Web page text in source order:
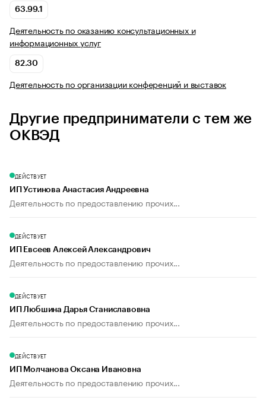
63.99.1
Деятельность по оказанию консультационных и
информационных услуг
82.30
Деятельность по организации конференций и выставок
Другие предприниматели с тем же
ОКВЭД
ДЕЙСТВУЕТ
ИП Устинова Анастасия Андреевна
Деятельность по предоставлению прочих...
ДЕЙСТВУЕТ
ИП Евсеев Алексей Александрович
Деятельность по предоставлению прочих...
ДЕЙСТВУЕТ
ИП Любшина Дарья Станиславовна
Деятельность по предоставлению прочих...
ДЕЙСТВУЕТ
ИП Молчанова Оксана Ивановна
Деятельность по предоставлению прочих...